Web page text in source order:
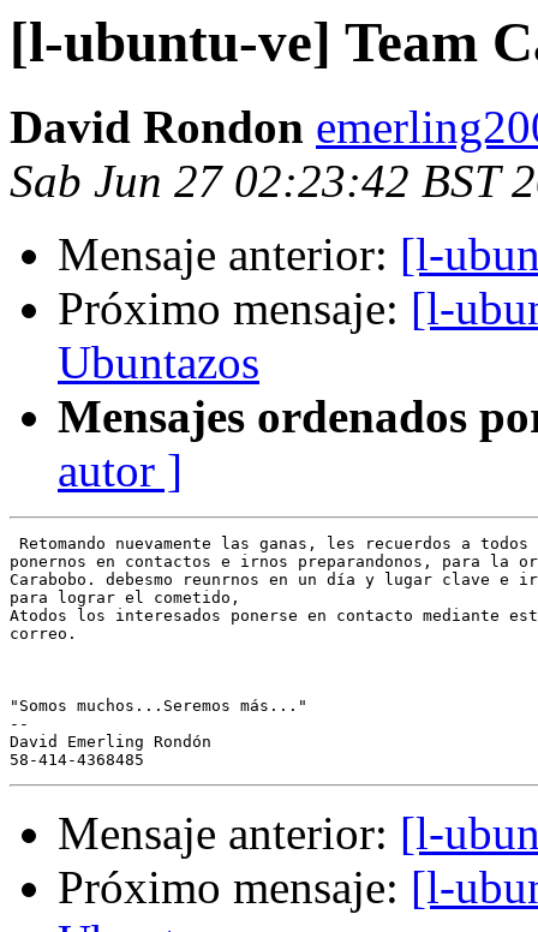
[l-ubuntu-ve] Team
David Rondon
Sab Jun 27 02:23:42 BST
Mensaje anterior: [l-
Próximo mensaje: [l-
Ubuntazos
Mensajes ordenados
autor ]
Retomando nuevamente las ganas, les recuerdos a todos
ponernos en contactos e irnos preparandonos, para la
Carabobo. debesmo reunrnos en un día y lugar clave
para lograr el cometido,
Atodos los interesados ponerse en contacto mediante
correo.
"Somos muchos...Seremos más..."
--
David Emerling Rondón
Mensaje anterior: [l-
Próximo mensaje: [l-